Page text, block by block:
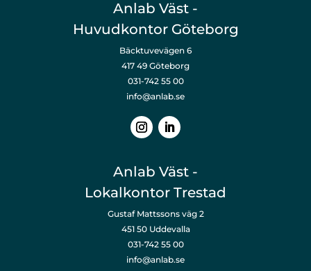
Anlab Väst -
Huvudkontor Göteborg
Bäcktuvevägen 6
417 49 Göteborg
031-742 55 00
info@anlab.se
Anlab Väst -
Lokalkontor Trestad
Gustaf Mattssons väg 2
451 50 Uddevalla
031-742 55 00
info@anlab.se